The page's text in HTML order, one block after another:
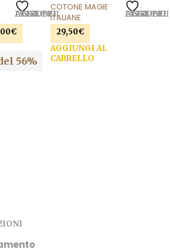
AGGIUNGI ALLA LISTA DEI DESIDERI
€Il
prezzo
è:
56%
AGGIUNGI ALLA LISTA DEI DESIDERI
COTONE MAGIE
ITALIANE
29,50€
AGGIUNGI AL
CARRELLO